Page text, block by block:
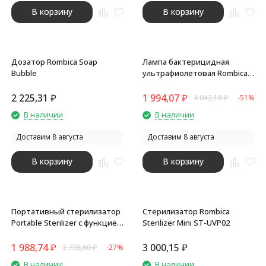
В корзину В корзину
Дозатор Rombica Soap
Bubble
2 225,31 ₽
В наличии
Доставим 8 августа
В корзину
Лампа бактерицидная
ультрафиолетовая Rombica
1 994,07₽ 4 042,18₽ -51%
В наличии
Доставим 8 августа
В корзину
Портативный стерилизатор
Portable Sterilizer с функцией
1 988,74₽ 2 738,80₽ -27%
Стерилизатор Rombica
Sterilizer Mini ST-UVP02
3 000,15 ₽